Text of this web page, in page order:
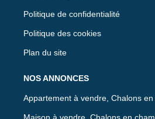
Politique de confidentialité
Politique des cookies
Plan du site
NOS ANNONCES
Appartement à vendre, Chalons